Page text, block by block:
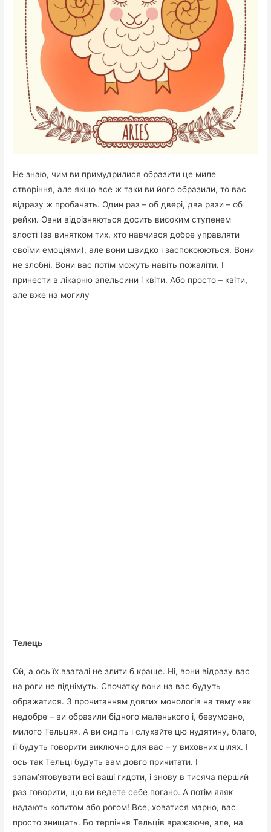
Не знаю, чим ви примудрилися образити це миле
створіння, але якщо все ж таки ви його образили, то вас
відразу ж пробачать. Один раз – об двері, два рази – об
рейки. Овни відрізняються досить високим ступенем
злості (за винятком тих, хто навчився добре управляти
своїми емоціями), але вони швидко і заспокоюються. Вони
не злобні. Вони вас потім можуть навіть пожаліти. І
принести в лікарню апельсини і квіти. Або просто – квіти,
але вже на могилу
Телець
Ой, а ось їх взагалі не злити б краще. Ні, вони відразу вас
на роги не піднімуть. Спочатку вони на вас будуть
ображатися. З прочитанням довгих монологів на тему «як
недобре – ви образили бідного маленького і, безумовно,
милого Тельця». А ви сидіть і слухайте цю нудятину, благо,
її будуть говорити виключно для вас – у виховних цілях. І
ось так Тельці будуть вам довго причитати. І
запам’ятовувати всі ваші гидоти, і знову в тисяча перший
раз говорити, що ви ведете себе погано. А потім яяяк
надають копитом або рогом! Все, ховатися марно, вас
просто знищать. Бо терпіння Тельців вражаюче, але, на